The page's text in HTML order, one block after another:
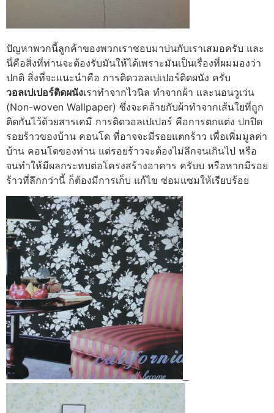
ปัญหาพวกนี้ลูกค้าของพวกเราชอบมาบ่นกับเราเสมอครับ และ
นี่คือสิ่งที่ท่านจะต้องรับมันให้ได้เพราะมันเป็นเรื่องที่ผมมองว่า
ปกติ สิ่งที่จะแนะนำคือ การติดวอลเปเปอร์ติดผนัง ครับ
วอลเปเปอร์ติดผนังเราทำจากไวนิล ทำจากผ้า และนอนวูเว่น
(Non-woven Wallpaper) ซึ่งจะคล้ายกับผ้าทำจากเส้นใยที่ถูก
ติดกันไว้ด้วยสารเคมี การติดวอลเปเปอร์ คือการตกแต่ง ปกปิด
รอยร้าวของบ้าน คอนโด ที่อาจจะมีรอยแตกร้าว เพื่อเพิ่มมูลค่า
บ้าน คอนโดของท่าน แต่รอยร้าวจะต้องไม่ลึกจนเกินไป หรือ
จนทำให้มีผลกระทบต่อโครงสร้างอาคาร ครับบ หรือหากมีรอย
ร้าวที่ลึกกว่านี้ ก็ต้องมีการเก็บ แก้ไข ซ่อมแซมให้เรียบร้อย